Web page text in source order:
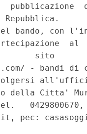
pubblicazione
bando, con
al
sito
- bandi di
della Citta'
pec: